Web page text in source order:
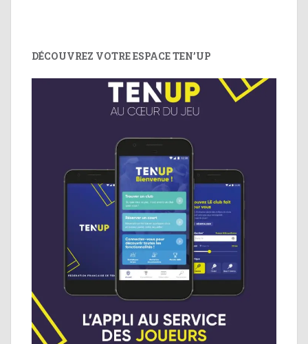
DÉCOUVREZ VOTRE ESPACE TEN’UP